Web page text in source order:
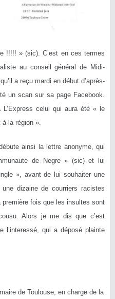
!!!!! » (sic). C’est en ces termes
au conseil général de Midi-
a reçu mardi en début d’après-
un scan sur sa page Facebook.
celui qui aura été « le
la région ».
ainsi la lettre anonyme, qui
de Negre » (sic) et lui
», avant de lui souhaiter une
dizaine de courriers racistes
fois que les insultes sont
Alors je me dis que c’est
l’interessé, qui a déposé plainte
de Toulouse, en charge de la